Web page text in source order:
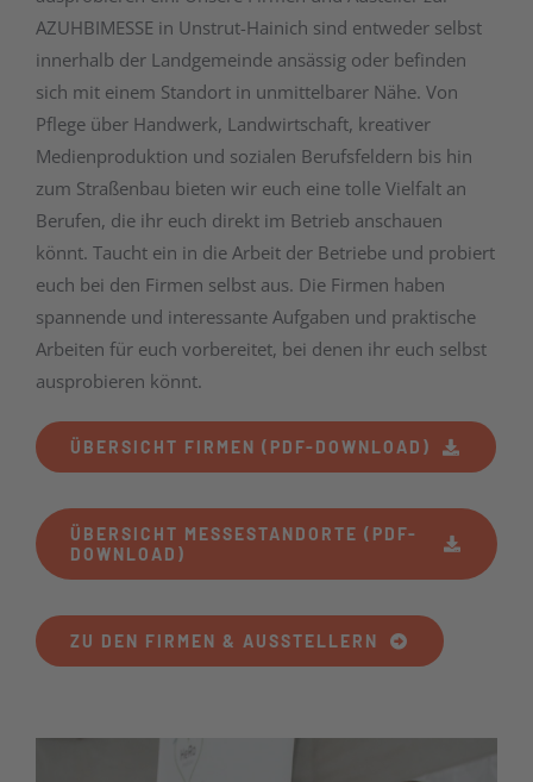
AZUHBIMESSE in Unstrut-Hainich sind entweder selbst
innerhalb der Landgemeinde ansässig oder befinden
sich mit einem Standort in unmittelbarer Nähe. Von
Pflege über Handwerk, Landwirtschaft, kreativer
Medienproduktion und sozialen Berufsfeldern bis hin
zum Straßenbau bieten wir euch eine tolle Vielfalt an
Berufen, die ihr euch direkt im Betrieb anschauen
könnt. Taucht ein in die Arbeit der Betriebe und probiert
euch bei den Firmen selbst aus. Die Firmen haben
spannende und interessante Aufgaben und praktische
Arbeiten für euch vorbereitet, bei denen ihr euch selbst
ausprobieren könnt.
ÜBERSICHT FIRMEN (PDF-DOWNLOAD)
ÜBERSICHT MESSESTANDORTE (PDF-
DOWNLOAD)
ZU DEN FIRMEN & AUSSTELLERN